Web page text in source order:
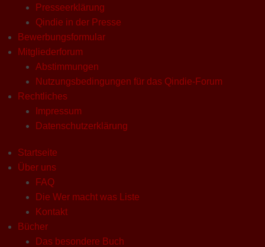
Presseerklärung
Qindie in der Presse
Bewerbungsformular
Mitgliederforum
Abstimmungen
Nutzungsbedingungen für das Qindie-Forum
Rechtliches
Impressum
Datenschutzerklärung
Startseite
Über uns
FAQ
Die Wer macht was Liste
Kontakt
Bücher
Das besondere Buch